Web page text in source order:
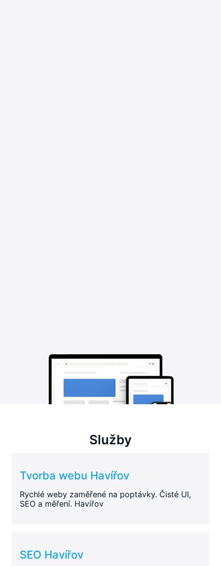
Služby
Tvorba webu Havířov
Rychlé weby zaměřené na poptávky. Čisté UI,
SEO a měření. Havířov
SEO Havířov